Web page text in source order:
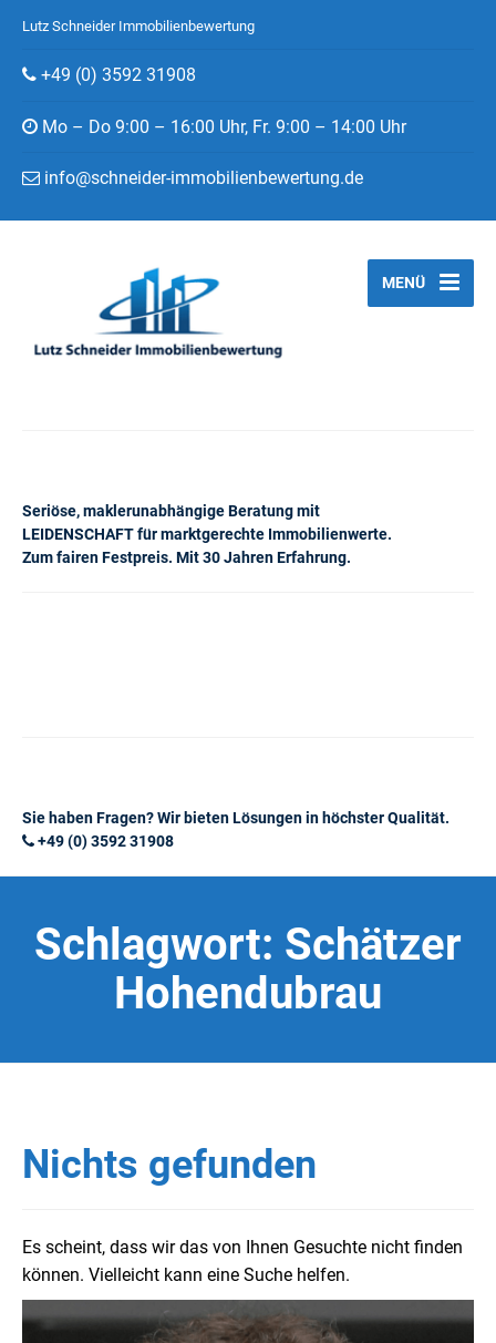
Lutz Schneider Immobilienbewertung
+49 (0) 3592 31908
Mo – Do 9:00 – 16:00 Uhr, Fr. 9:00 – 14:00 Uhr
info@schneider-immobilienbewertung.de
Seriöse, maklerunabhängige Beratung mit
LEIDENSCHAFT für marktgerechte Immobilienwerte.
Zum fairen Festpreis. Mit 30 Jahren Erfahrung.
MENÜ
Sie haben Fragen? Wir bieten Lösungen in höchster Qualität.
+49 (0) 3592 31908
Schlagwort: Schätzer
Hohendubrau
Nichts gefunden
Es scheint, dass wir das von Ihnen Gesuchte nicht finden
können. Vielleicht kann eine Suche helfen.